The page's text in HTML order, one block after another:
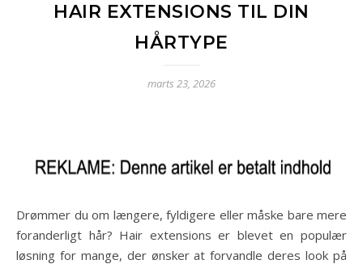
HAIR EXTENSIONS TIL DIN
HÅRTYPE
marts 23, 2026
Drømmer du om længere, fyldigere eller måske bare mere
foranderligt hår? Hair extensions er blevet en populær
løsning for mange, der ønsker at forvandle deres look på